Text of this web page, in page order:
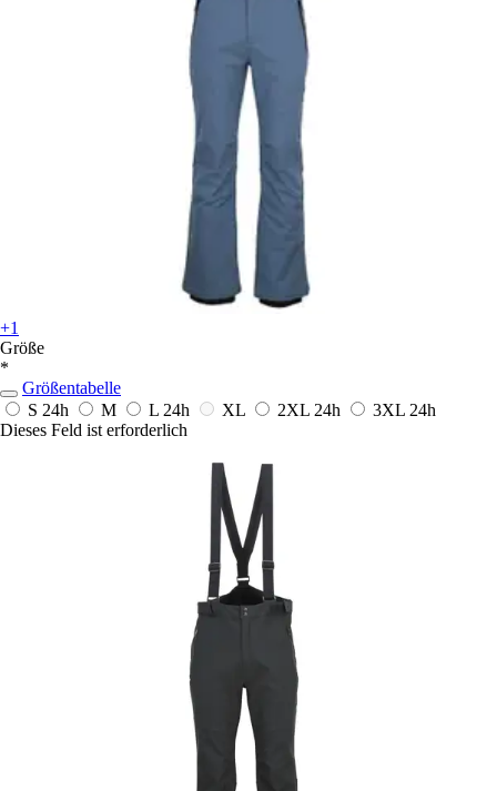
+1
Größe
*
Größentabelle
S 24h M L 24h XL 2XL 24h 3XL 24h
Dieses Feld ist erforderlich